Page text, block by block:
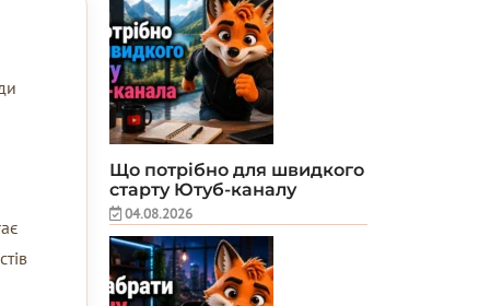
Що потрібно для швидкого
старту Ютуб-каналу
04.08.2026